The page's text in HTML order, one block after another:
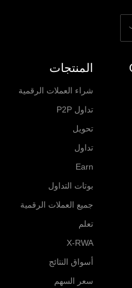
المنتجات
شراء العملات الرقمية
تداول P2P
تحويل
تداول
Earn
بوتات التداول
جميع العملات الرقمية
تعلم
X-RWA
أسواق النتائج
سعر السهم